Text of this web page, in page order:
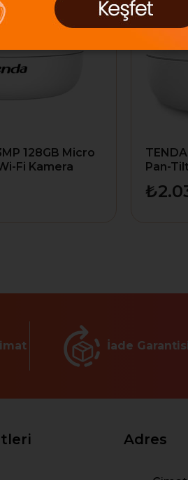
128GB Micro
Fi Kamera
Pan-
İade Garantisi
Adres